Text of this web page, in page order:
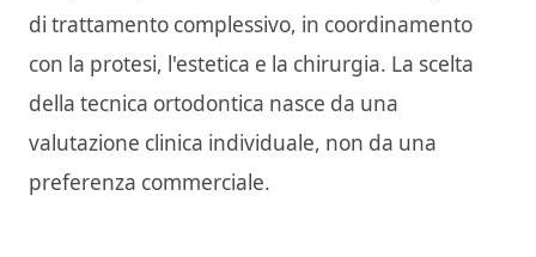
di trattamento complessivo, in coordinamento
con la protesi, l'estetica e la chirurgia. La scelta
della tecnica ortodontica nasce da una
valutazione clinica individuale, non da una
preferenza commerciale.